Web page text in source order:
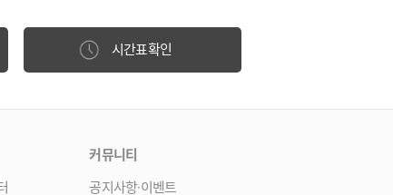
시간표확인
커뮤니티
공지사항·이벤트